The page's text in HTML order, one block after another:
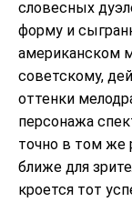
словесных
форму и
американском
советскому,
оттенки
персонажа
точно в том же
ближе для
кроется тот